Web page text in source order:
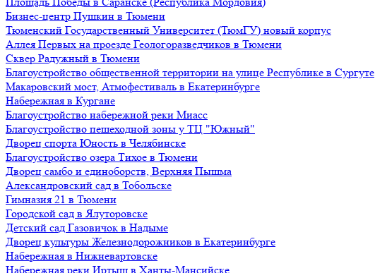
Бизнес-центр Пушкин в Тюмени
Тюменский Государственный Университет (ТюмГУ) новый корпус
Аллея Первых на проезде Геологоразведчиков в Тюмени
Сквер Радужный в Тюмени
Благоустройство общественной территории на улице Республике в Сургуте
Макаровский мост, Атмофестиваль в Екатеринбурге
Набережная в Кургане
Благоустройство набережной реки Миасс
Благоустройство пешеходной зоны у ТЦ "Южный"
Дворец спорта Юность в Челябинске
Благоустройство озера Тихое в Тюмени
Дворец самбо и единоборств, Верхняя Пышма
Александровский сад в Тобольске
Гимназия 21 в Тюмени
Городской сад в Ялуторовске
Детский сад Газовичок в Надыме
Дворец культуры Железнодорожников в Екатеринбурге
Набережная в Нижневартовске
Набережная реки Иртыш в Ханты-Мансийске